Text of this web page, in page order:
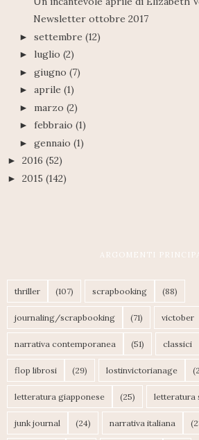
Newsletter ottobre 2017
► settembre (12)
► luglio (2)
► giugno (7)
► aprile (1)
► marzo (2)
► febbraio (1)
► gennaio (1)
► 2016 (52)
► 2015 (142)
ARGOMENTI
thriller (107) scrapbooking (88)
journaling/scrapbooking (71) victober
narrativa contemporanea (51) classici
flop librosi (29) lostinvictorianage
letteratura giapponese (25) letteratura
junk journal (24) narrativa italiana